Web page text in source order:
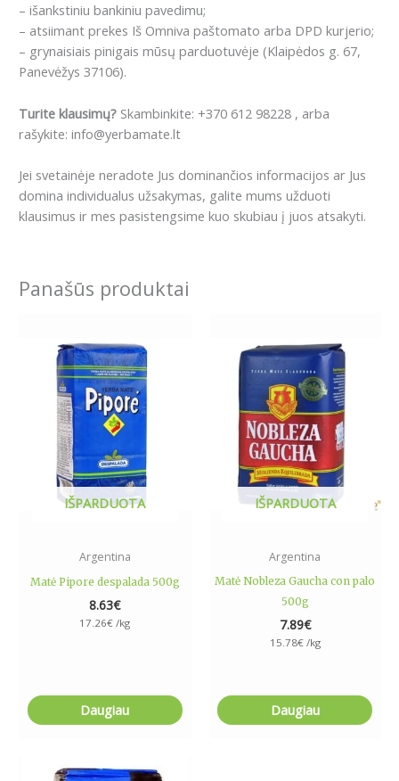
– išankstiniu bankiniu pavedimu;
– atsiimant prekes Iš Omniva paštomato arba DPD kurjerio;
– grynaisiais pinigais mūsų parduotuvėje (Klaipėdos g. 67,
Panevėžys 37106).
Turite klausimų? Skambinkite: +370 612 98228 , arba
rašykite: info@yerbamate.lt
Jei svetainėje neradote Jus dominančios informacijos ar Jus
domina individualus užsakymas, galite mums užduoti
klausimus ir mes pasistengsime kuo skubiau į juos atsakyti.
Panašūs produktai
IŠPARDUOTA
Argentina
Matė Pipore despalada 500g
8.63€
17.26€ /kg
Daugiau
IŠPARDUOTA
Argentina
Matė Nobleza Gaucha con palo
500g
7.89€
15.78€/kg
Daugiau
This